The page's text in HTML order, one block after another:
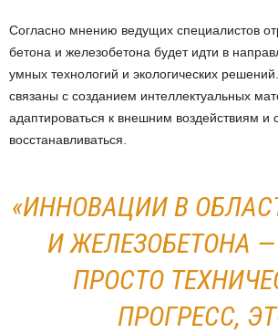
Согласно мнению ведущих специалистов
бетона и железобетона будет идти в
умных технологий и экологических
связаны с созданием интеллектуальных
адаптироваться к внешним воздействиям и
восстанавливаться.
«ИННОВАЦИИ В
И ЖЕЛЕЗОБЕТОНА
ПРОСТО
ПРОГРЕСС,